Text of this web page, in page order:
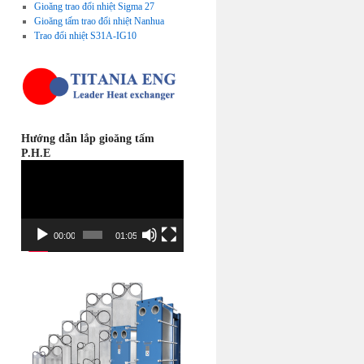
Gioăng trao đổi nhiệt Sigma 27
Gioăng tấm trao đổi nhiệt Nanhua
Trao đổi nhiệt S31A-IG10
Hướng dẫn lắp gioăng tấm
P.H.E
00:00 01:05